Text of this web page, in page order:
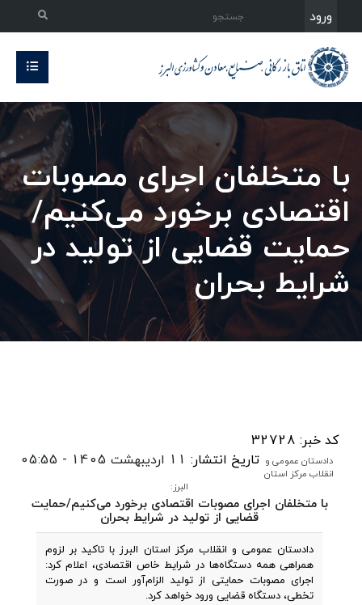
ورود
با متخلفان اجرای مصوبات
اقتصادی برخورد می‌کنیم/
حمایت قضایی از تولید در
شرایط بحران
کد خبر: 32728
تاریخ انتشار: 11 اردیبهشت 1405 - 05:55
دادستان عمومی و
انقلاب مرکز استان
البرز:
با متخلفان اجرای مصوبات اقتصادی برخورد می‌کنیم/حمایت
قضایی از تولید در شرایط بحران
دادستان عمومی و انقلاب مرکز استان البرز با تاکید بر لزوم
همراهی همه دستگاه‌ها در شرایط خاص اقتصادی، اعلام کرد:
اجرای مصوبات حمایتی از تولید الزام‌آور است و در صورت
تخطی، دستگاه قضایی ورود خواهد کرد.